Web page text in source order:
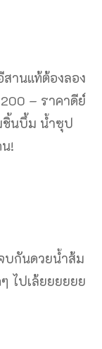
านแท้ต้องลอง
– ราคาดีย์
ชิ้นบึ้ม น้ำซุป
!
บกันดวยน้ำส้ม
ไปเล้ยยยยยย